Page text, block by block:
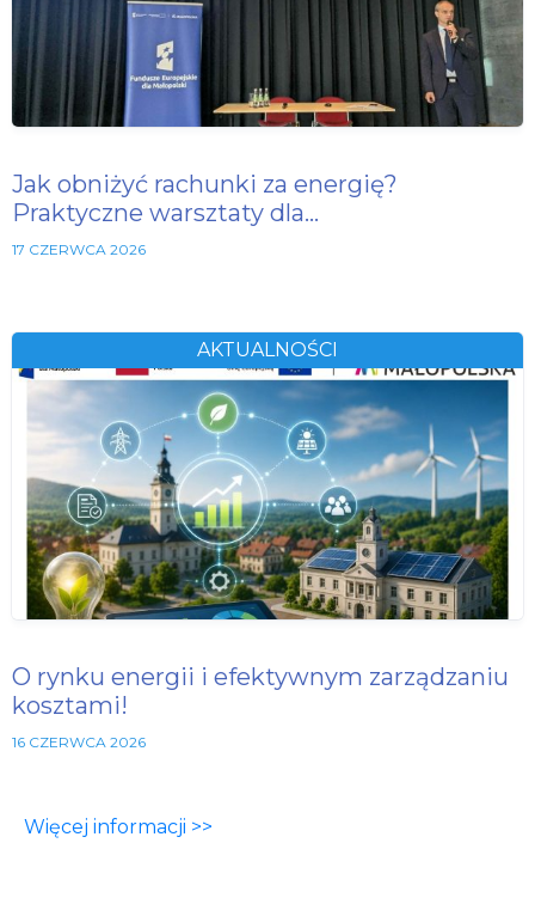
Jak obniżyć rachunki za energię?
Praktyczne warsztaty dla…
17 CZERWCA 2026
AKTUALNOŚCI
O rynku energii i efektywnym zarządzaniu
kosztami!
16 CZERWCA 2026
Więcej informacji >>